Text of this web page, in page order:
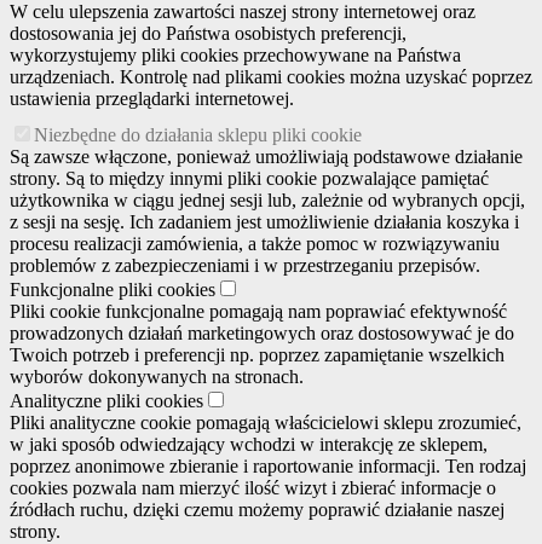
W celu ulepszenia zawartości naszej strony internetowej oraz
dostosowania jej do Państwa osobistych preferencji,
wykorzystujemy pliki cookies przechowywane na Państwa
urządzeniach. Kontrolę nad plikami cookies można uzyskać poprzez
ustawienia przeglądarki internetowej.
Niezbędne do działania sklepu pliki cookie
Są zawsze włączone, ponieważ umożliwiają podstawowe działanie
strony. Są to między innymi pliki cookie pozwalające pamiętać
użytkownika w ciągu jednej sesji lub, zależnie od wybranych opcji,
z sesji na sesję. Ich zadaniem jest umożliwienie działania koszyka i
procesu realizacji zamówienia, a także pomoc w rozwiązywaniu
problemów z zabezpieczeniami i w przestrzeganiu przepisów.
Funkcjonalne pliki cookies
Pliki cookie funkcjonalne pomagają nam poprawiać efektywność
prowadzonych działań marketingowych oraz dostosowywać je do
Twoich potrzeb i preferencji np. poprzez zapamiętanie wszelkich
wyborów dokonywanych na stronach.
Analityczne pliki cookies
Pliki analityczne cookie pomagają właścicielowi sklepu zrozumieć,
w jaki sposób odwiedzający wchodzi w interakcję ze sklepem,
poprzez anonimowe zbieranie i raportowanie informacji. Ten rodzaj
cookies pozwala nam mierzyć ilość wizyt i zbierać informacje o
źródłach ruchu, dzięki czemu możemy poprawić działanie naszej
strony.